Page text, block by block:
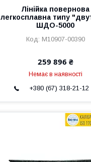
Лінійка повернова
легкосплавна типу
ШДО-5000
M10907-00390
259 896 ₴
Немає в наявності
+380 (67) 318-21-12